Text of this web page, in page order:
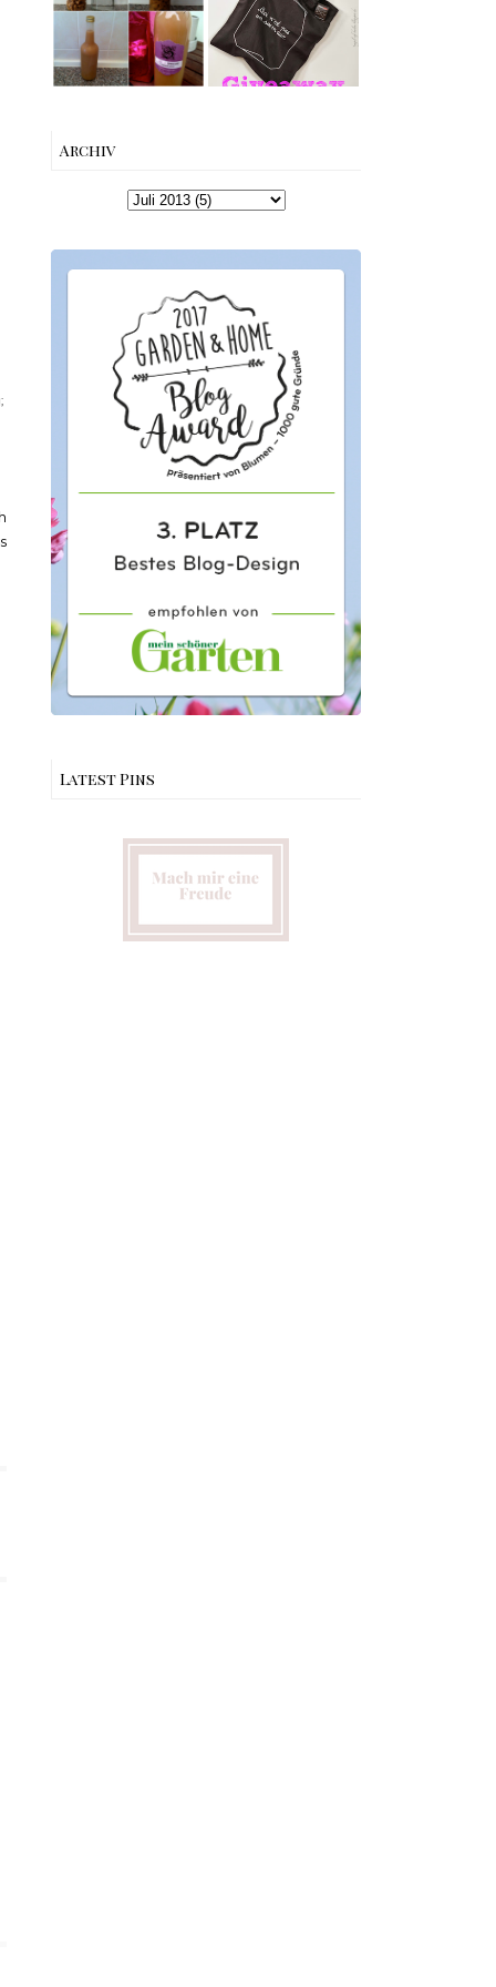
machen –
einfaches
Rezept &
Geschenkidee
Edition von
Esther
Perbandt
Archiv
Latest Pins